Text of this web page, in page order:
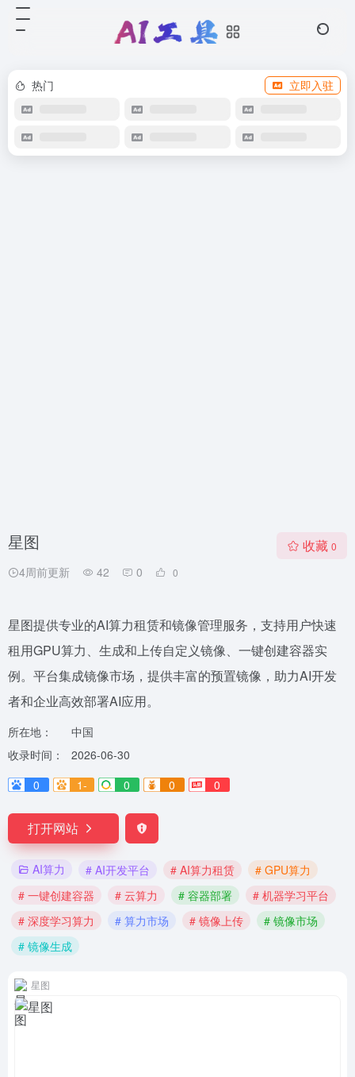
热门 立即入驻
星图
4周前更新 42 0 0
收藏 0
星图提供专业的AI算力租赁和镜像管理服务，支持用户快速
租用GPU算力、生成和上传自定义镜像、一键创建容器实
例。平台集成镜像市场，提供丰富的预置镜像，助力AI开发
者和企业高效部署AI应用。
所在地：
中国
收录时间：
2026-06-30
0
1- 0 0 0
打开网站
AI算力 # AI开发平台 # AI算力租赁
# GPU算力
# 一键创建容器
# 云算力 # 容器部署
# 机器学习平台
# 深度学习算力
# 算力市场 # 镜像上传
# 镜像市场
# 镜像生成
星图